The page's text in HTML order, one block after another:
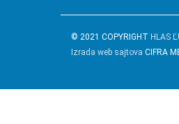
© 2021 COPYRIGHT HLAS
Izrada web sajtova CIFRA